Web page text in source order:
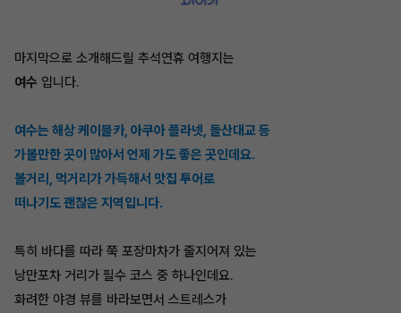
마지막으로 소개해드릴 추석연휴 여행지는
여수 입니다.
여수는 해상 케이블카, 아쿠아 플라넷, 돌산대교 등
가볼만한 곳이 많아서 언제 가도 좋은 곳인데요.
볼거리, 먹거리가 가득해서 맛집 투어로
떠나기도 괜찮은 지역입니다.
특히 바다를 따라 쭉 포장마차가 줄지어져 있는
낭만포차 거리가 필수 코스 중 하나인데요.
화려한 야경 뷰를 바라보면서 스트레스가